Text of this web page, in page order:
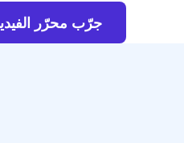
جرّب محرّر